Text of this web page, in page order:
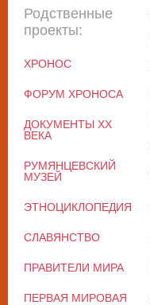
Родственные
проекты:
ХРОНОС
ФОРУМ ХРОНОСА
ДОКУМЕНТЫ XX
ВЕКА
РУМЯНЦЕВСКИЙ
МУЗЕЙ
ЭТНОЦИКЛОПЕДИЯ
СЛАВЯНСТВО
ПРАВИТЕЛИ МИРА
ПЕРВАЯ МИРОВАЯ